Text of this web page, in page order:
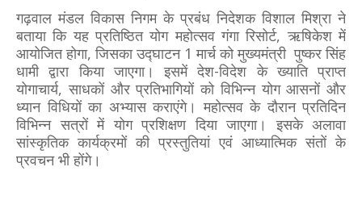
गढ़वाल मंडल विकास निगम के प्रबंध निदेशक विशाल मिश्रा ने
बताया कि यह प्रतिष्ठित योग महोत्सव गंगा रिसोर्ट, ऋषिकेश में
आयोजित होगा, जिसका उद्घाटन 1 मार्च को मुख्यमंत्री पुष्कर सिंह
धामी द्वारा किया जाएगा। इसमें देश-विदेश के ख्याति प्राप्त
योगाचार्य, साधकों और प्रतिभागियों को विभिन्न योग आसनों और
ध्यान विधियों का अभ्यास कराएंगे। महोत्सव के दौरान प्रतिदिन
विभिन्न सत्रों में योग प्रशिक्षण दिया जाएगा। इसके अलावा
सांस्कृतिक कार्यक्रमों की प्रस्तुतियां एवं आध्यात्मिक संतों के
प्रवचन भी होंगे।